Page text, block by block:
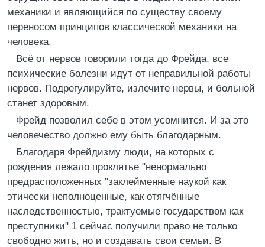
механики и являющийся по существу своему
переносом принципов классической механики на
человека.
Всё от нервов говорили тогда до Фрейда, все
психические болезни идут от неправильной работы
нервов. Подрегулируйте, излечите нервы, и больной
станет здоровым.
Фрейд позволил себе в этом усомнится. И за это
человечество должно ему быть благодарным.
Благодаря Фрейдизму люди, на которых с
рождения лежало проклятье "ненормально
предрасположенных "заклейменные наукой как
этически неполноценные, как отягчённые
наследственностью, трактуемые государством как
преступники" 1 сейчас получили право не только
свободно жить, но и создавать свои семьи. В